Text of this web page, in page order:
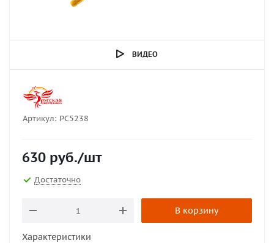
ВИДЕО
Артикул: РС5238
630 руб./шт
Достаточно
В корзину
Характеристики